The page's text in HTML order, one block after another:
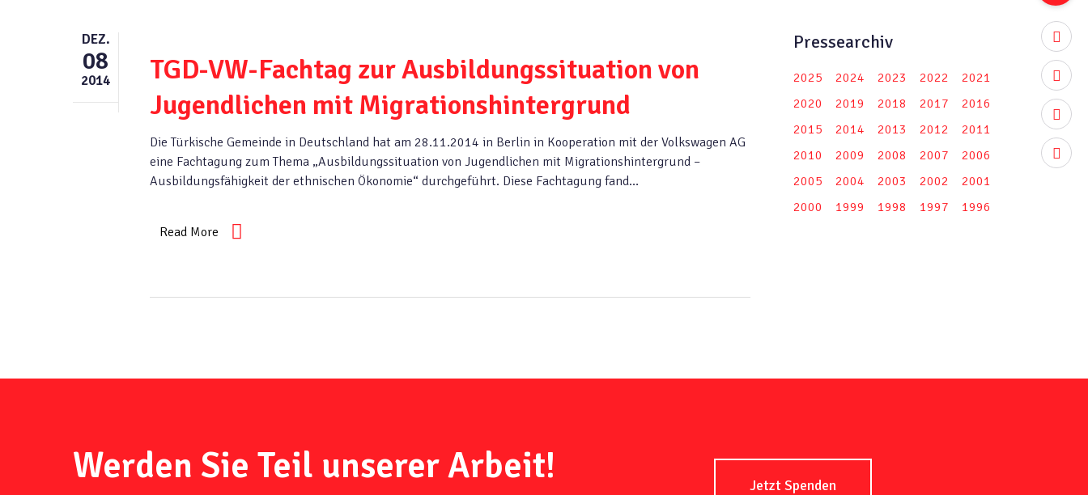
twitter
DEZ.
08
2014
TGD-VW-Fachtag zur Ausbildungssituation von
Jugendlichen mit Migrationshintergrund
Die Türkische Gemeinde in Deutschland hat am 28.11.2014 in Berlin in Kooperation mit der Volkswagen AG
eine Fachtagung zum Thema „Ausbildungssituation von Jugendlichen mit Migrationshintergrund –
Ausbildungsfähigkeit der ethnischen Ökonomie“ durchgeführt. Diese Fachtagung fand…
Read More
Pressearchiv
2025 2024 2023 2022
2021
2020
2019 2018 2017
2016
2015
2014 2013 2012
2011
2010
2009 2008 2007
2006
2005
2004 2003 2002
2001
2000
1999 1998 1997 1996
Werden Sie Teil unserer Arbeit! Jetzt Spenden